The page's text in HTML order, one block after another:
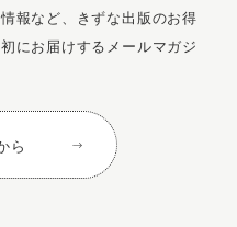
報など、きずな出版のお得
にお届けするメールマガジ
ら